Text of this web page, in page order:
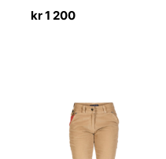
kr1 200